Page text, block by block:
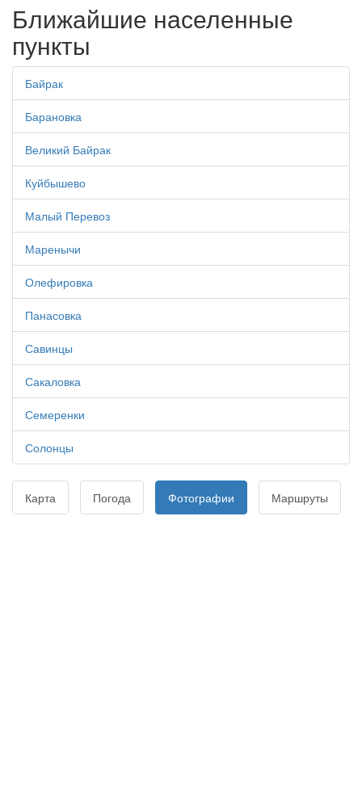
Ближайшие населенные
пункты
Байрак
Барановка
Великий Байрак
Куйбышево
Малый Перевоз
Маренычи
Олефировка
Панасовка
Савинцы
Сакаловка
Семеренки
Солонцы
Карта Погода Фотографии Маршруты